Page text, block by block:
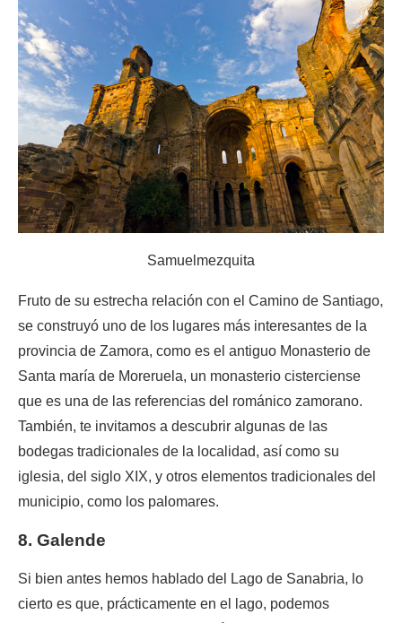
Samuelmezquita
Fruto de su estrecha relación con el Camino de Santiago,
se construyó uno de los lugares más interesantes de la
provincia de Zamora, como es el antiguo Monasterio de
Santa maría de Moreruela, un monasterio cisterciense
que es una de las referencias del románico zamorano.
También, te invitamos a descubrir algunas de las
bodegas tradicionales de la localidad, así como su
iglesia, del siglo XIX, y otros elementos tradicionales del
municipio, como los palomares.
8. Galende
Si bien antes hemos hablado del Lago de Sanabria, lo
cierto es que, prácticamente en el lago, podemos